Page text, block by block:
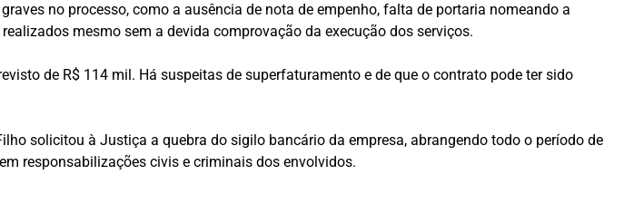
no processo, como a ausência de nota de empenho, falta de portaria nomeando a
mesmo sem a devida comprovação da execução dos serviços.
de R$ 114 mil. Há suspeitas de superfaturamento e de que o contrato pode ter sido
solicitou à Justiça a quebra do sigilo bancário da empresa, abrangendo todo o período de
responsabilizações civis e criminais dos envolvidos.